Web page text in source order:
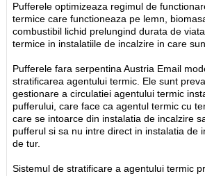
Pufferele optimizeaza regimul de
termice care functioneaza pe lemn,
combustibil lichid prelungind durata de
termice in instalatiile de incalzire in care
Pufferele fara serpentina Austria Email
stratificarea agentului termic. Ele sunt
gestionare a circulatiei agentului termic
pufferului, care face ca agentul termic cu
care se intoarce din instalatia de incalzire
pufferul si sa nu intre direct in instalatia de
de tur.
Sistemul de stratificare a agentului termic